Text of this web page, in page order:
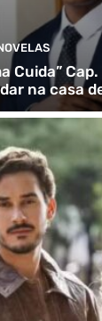
Cuida”
na casa